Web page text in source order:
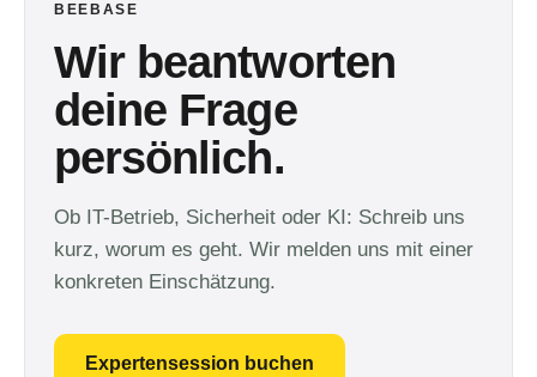
BEEBASE
Wir beantworten
deine Frage
persönlich.
Ob IT-Betrieb, Sicherheit oder KI: Schreib uns
kurz, worum es geht. Wir melden uns mit einer
konkreten Einschätzung.
Expertensession buchen